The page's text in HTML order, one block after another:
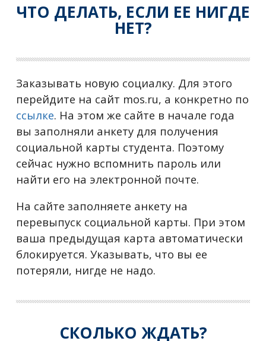
ЧТО ДЕЛАТЬ, ЕСЛИ ЕЕ НИГДЕ
НЕТ?
Заказывать новую социалку. Для этого
перейдите на сайт mos.ru, а конкретно по
ссылке. На этом же сайте в начале года
вы заполняли анкету для получения
социальной карты студента. Поэтому
сейчас нужно вспомнить пароль или
найти его на электронной почте.
На сайте заполняете анкету на
перевыпуск социальной карты. При этом
ваша предыдущая карта автоматически
блокируется. Указывать, что вы ее
потеряли, нигде не надо.
СКОЛЬКО ЖДАТЬ?